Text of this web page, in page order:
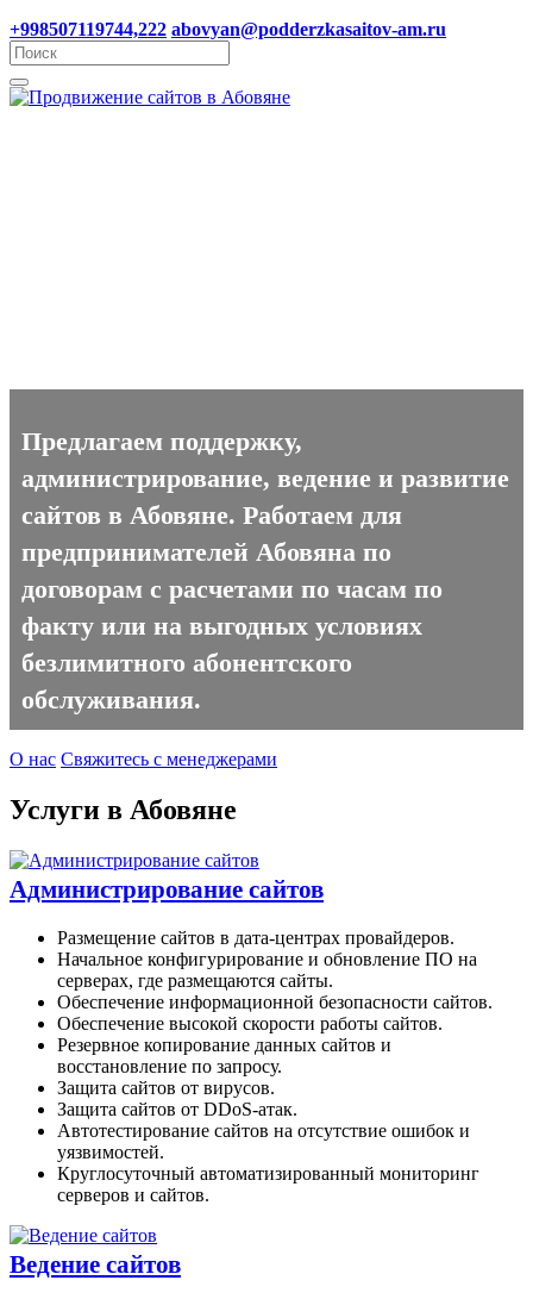
+998507119744,222 abovyan@podderzkasaitov-am.ru
Предлагаем поддержку,
администрирование, ведение и развитие
сайтов в Абовяне. Работаем для
предпринимателей Абовяна по
договорам с расчетами по часам по
факту или на выгодных условиях
безлимитного абонентского
обслуживания.
О нас Свяжитесь с менеджерами
Услуги в Абовяне
Администрирование сайтов
Размещение сайтов в дата-центрах провайдеров.
Начальное конфигурирование и обновление ПО на
серверах, где размещаются сайты.
Обеспечение информационной безопасности сайтов.
Обеспечение высокой скорости работы сайтов.
Резервное копирование данных сайтов и
восстановление по запросу.
Защита сайтов от вирусов.
Защита сайтов от DDoS-атак.
Автотестирование сайтов на отсутствие ошибок и
уязвимостей.
Круглосуточный автоматизированный мониторинг
серверов и сайтов.
Ведение сайтов